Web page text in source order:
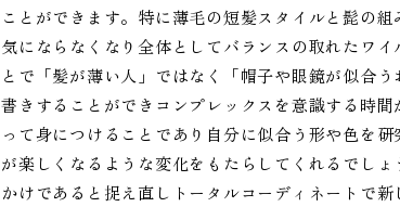
ことができます。特に薄毛の短髪スタイルと髭の
気にならなくなり全体としてバランスの取れたワ
とで「髪が薄い人」ではなく「帽子や眼鏡が似合
書きすることができコンプレックスを意識する時
って身につけることであり自分に似合う形や色を
が楽しくなるような変化をもたらしてくれるでし
かけであると捉え直しトータルコーディネートで